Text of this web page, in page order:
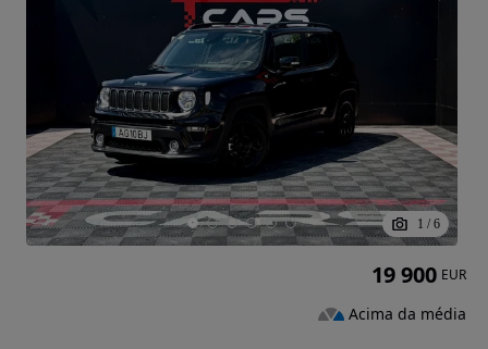
1 / 6
19 900 EUR
Acima da média